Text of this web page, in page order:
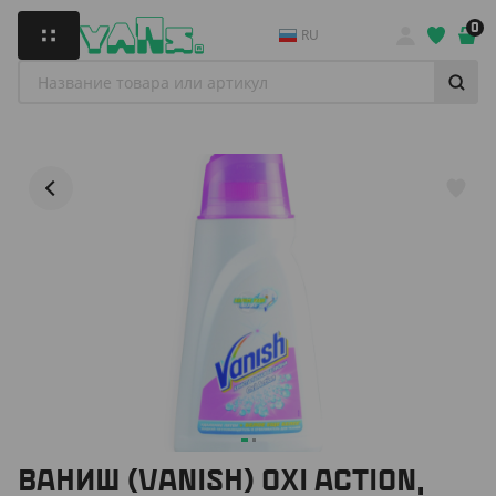
RU 0
ВАНИШ (VANISH) OXI ACTION,